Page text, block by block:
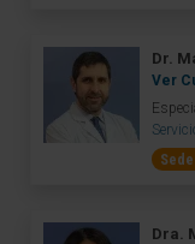
Dr.
Ver
Dra.